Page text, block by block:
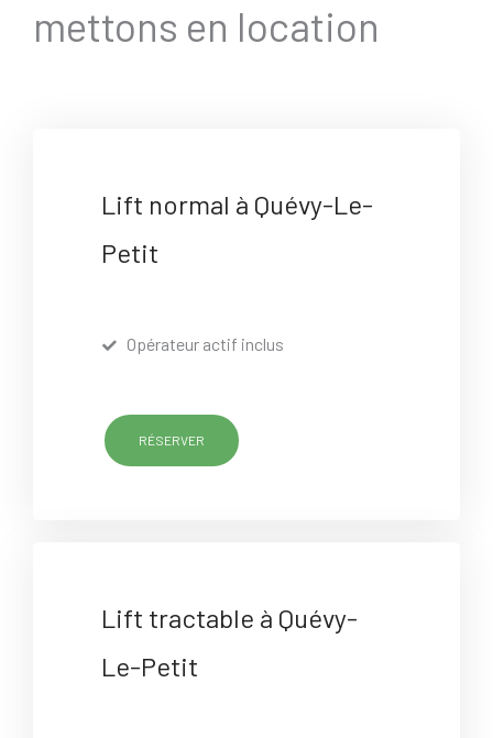
mettons en location
Lift normal à Quévy-Le-
Petit
Opérateur actif inclus
RÉSERVER
Lift tractable à Quévy-
Le-Petit